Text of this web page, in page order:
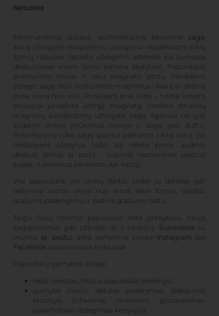
Neturime
Minimalistinio stiliaus, architektūrinė keraminė sagė,
kurią užsegsite magnetiniu užsegimu nepalikdami jokių
žymių rūbuose (įprasto užsegimo adatėlės kai kuriuose
drabužiuose visam laikui palieka skylutes). Papuošalas
prisitvirtins tiesiai ir visu magneto plotu. Norėdami
atsegti sagę lėtai nustumkite magnetus į kairę ar dešinę
pusę vieną nuo kito. Prisegant prie rūbo – tvirtai laikant
atsargiai pridėkite antrąjį magnetą (venkite smarkių
magnetų susidaužimų užsegant sagę, ilgainiui tai gali
sudaryti mikro įtrūkimus molyje ir sagė gali dužti).
Pritvirtą prie rūbo sagę galima pastumti į kitą vietą, jos
neišsegant (išskyrus tada, kai vilkite plono audinio
drabužį (šilkas ar pan.) – tuomet nestumkite įsegtos
sagės, o prireikus persekite dar kartą).
Visi papuošalai yra rankų darbo, todėl jų detalės gali
nežymiai skirtis viena nuo kitos savo forma, dydžiu,
glazūros padengimu ir pačios glazūros raštu.
Jeigu Jūsų norimo papuošalo nėra prekyboje, naujo
pagaminimas gali užtrukti iki 3 savaičių. Susisiekitesu
mumis el. paštu, arba asmenine žinute Instagram bei
Facebooksocialiniuose tinkluose.
Papuošalų gamybos etapai:
idėja (eskizas, tikslus papuošalo brėžinys);
gamyba (molio detalės padarymas, išdegimas
krosnyje, šlifavimas rankomis, glazūravimas,
pakartotinas išdegimas krosnyje);